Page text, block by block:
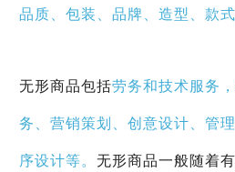
品质、包装、品牌、造型、款
无形商品包括劳务和技术服务
务、营销策划、创意设计、管
序设计等。 无形商品一般随着